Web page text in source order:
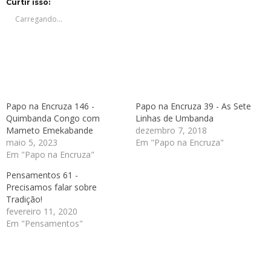
em
janela) janela)
Curtir isso:
Carregando...
Papo na Encruza 146 -
Quimbanda Congo com
Mameto Emekabande
maio 5, 2023
Em "Papo na Encruza"
Papo na Encruza 39 - As Sete
Linhas de Umbanda
dezembro 7, 2018
Em "Papo na Encruza"
Pensamentos 61 -
Precisamos falar sobre
Tradição!
fevereiro 11, 2020
Em "Pensamentos"